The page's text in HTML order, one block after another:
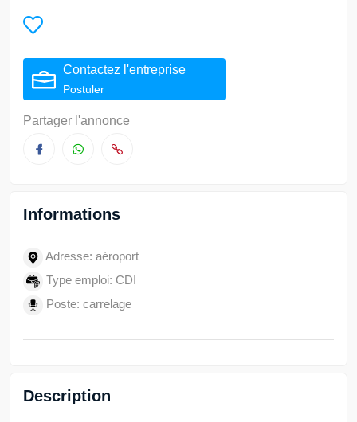
Contactez l'entreprise
Postuler
Partager l'annonce
Informations
Adresse: aéroport
Type emploi: CDI
Poste: carrelage
Description